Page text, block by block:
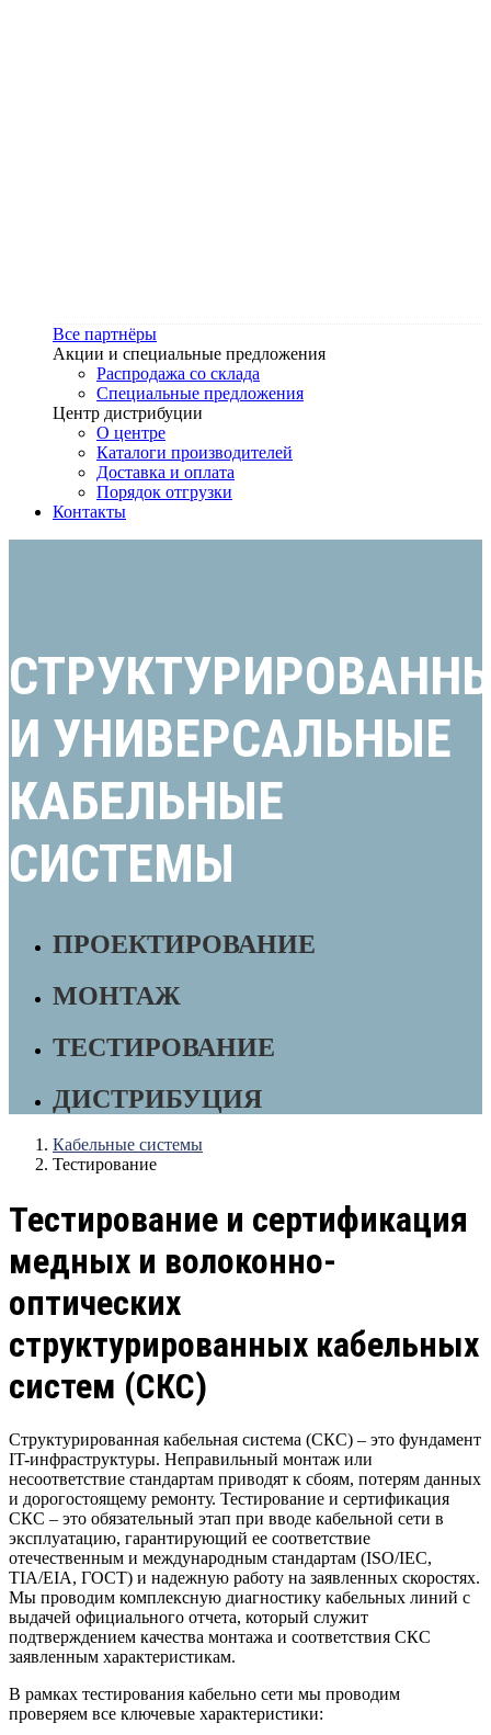
Все партнёры
Акции и специальные предложения
Распродажа со склада
Специальные предложения
Центр дистрибуции
О центре
Каталоги производителей
Доставка и оплата
Порядок отгрузки
Контакты
И УНИВЕРСАЛЬНЫЕ
КАБЕЛЬНЫЕ
СИСТЕМЫ
ПРОЕКТИРОВАНИЕ
МОНТАЖ
ТЕСТИРОВАНИЕ
ДИСТРИБУЦИЯ
Кабельные системы
Тестирование
Тестирование и сертификация
медных и волоконно-
оптических
структурированных кабельных
систем (СКС)
Структурированная кабельная система (СКС) – это фундамент
IT-инфраструктуры. Неправильный монтаж или
несоответствие стандартам приводят к сбоям, потерям данных
и дорогостоящему ремонту. Тестирование и сертификация
СКС – это обязательный этап при вводе кабельной сети в
эксплуатацию, гарантирующий ее соответствие
отечественным и международным стандартам (ISO/IEC,
TIA/EIA, ГОСТ) и надежную работу на заявленных скоростях.
Мы проводим комплексную диагностику кабельных линий с
выдачей официального отчета, который служит
подтверждением качества монтажа и соответствия СКС
заявленным характеристикам.
В рамках тестирования кабельно сети мы проводим
проверяем все ключевые характеристики: